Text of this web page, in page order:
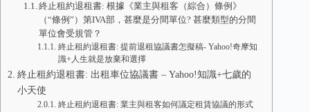
終止租約退租書: 根據《業主與租客（綜合）條例》
（“條例”）第IVA部，甚麼是分間單位? 甚麼類型的分間
單位會受規管？
終止租約退租書: 提前退租協議書怎擬稿- Yahoo!奇摩知
識+人生就是放棄和選擇
終止租約退租書: 出租車位協議書 – Yahoo!知識+七歲的
小天使
終止租約退租書: 業主與租客如何議定租賃協議的形式